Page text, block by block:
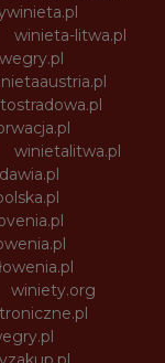
winieta-litwa.pl
winietalitwa.pl
winiety.org